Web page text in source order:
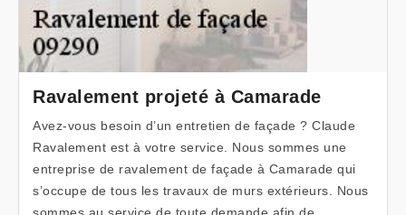
Ravalement projeté à Camarade
Avez-vous besoin d’un entretien de façade ? Claude
Ravalement est à votre service. Nous sommes une
entreprise de ravalement de façade à Camarade qui
s’occupe de tous les travaux de murs extérieurs. Nous